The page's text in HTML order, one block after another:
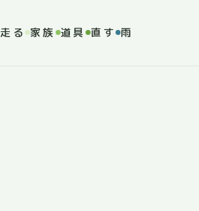
走る 家族 道具 直す 雨